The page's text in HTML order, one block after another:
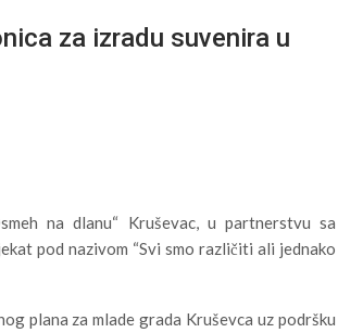
za izradu suvenira u
na dlanu“ Kruševac, u partnerstvu sa
pod nazivom “Svi smo različiti ali jednako
plana za mlade grada Kruševca uz podršku